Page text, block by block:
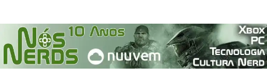
para
conteúdo